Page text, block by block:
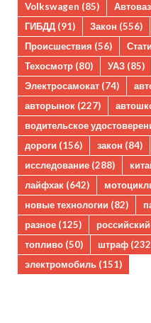
Volkswagen (85) Автоваз
ГИБДД (91) Закон (556)
Происшествия (56)
Техосмотр (80) УАЗ (85)
Электросамокат (74)
авторынок (227)
водительское
дороги (156) закон (84)
исследование (288)
лайфхак (642)
новые технологии (82)
разное (125)
топливо (50) штраф
электромобиль (151)